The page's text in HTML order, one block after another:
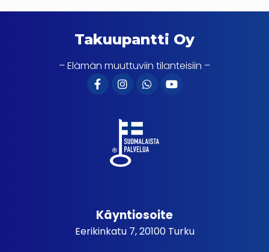
Takuupantti Oy
– Elämän muuttuviin tilanteisiin –
Käyntiosoite
Eerikinkatu 7, 20100 Turku